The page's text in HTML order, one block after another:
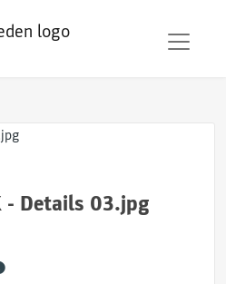
- Details 03.jpg